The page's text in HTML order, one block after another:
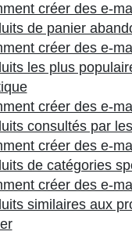
créer des e-
de panier
créer des e-
les plus
créer des e-
consultés par
créer des e-
de catégories
créer des e-
similaires aux